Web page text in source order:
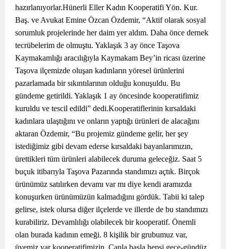
hazırlanıyorlar.Hünerli Eller Kadın Kooperatifi Yön. Kur.
Baş. ve Avukat Emine Özcan Özdemir, “Aktif olarak sosyal
sorumluk projelerinde her daim yer aldım. Daha önce dernek
tecrübelerim de olmuştu. Yaklaşık 3 ay önce Taşova
Kaymakamlığı aracılığıyla Kaymakam Bey’in ricası üzerine
Taşova ilçemizde oluşan kadınların yöresel ürünlerini
pazarlamada bir sıkıntılarının olduğu konuşuldu. Bu
gündeme getirildi. Yaklaşık 1 ay öncesinde kooperatifimiz
kuruldu ve tescil edildi” dedi.Kooperatiflerinin kırsaldaki
kadınlara ulaştığını ve onların yaptığı ürünleri de alacağını
aktaran Özdemir, “Bu projemiz gündeme gelir, her şey
istediğimiz gibi devam ederse kırsaldaki bayanlarımızın,
ürettikleri tüm ürünleri alabilecek duruma geleceğiz. Saat 5
buçuk itibarıyla Taşova Pazarında standımızı açtık. Birçok
ürünümüz satılırken devamı var mı diye kendi aramızda
konuşurken ürünümüzün kalmadığını gördük. Tabii ki talep
gelirse, istek olursa diğer ilçelerde ve illerde de bu standımızı
kurabiliriz. Devamlılığı olabilecek bir kooperatif. Önemli
olan burada kadının emeği. 8 kişilik bir grubumuz var,
üyemiz var kooperatifimizin. Canla başla hepsi gece-gündüz